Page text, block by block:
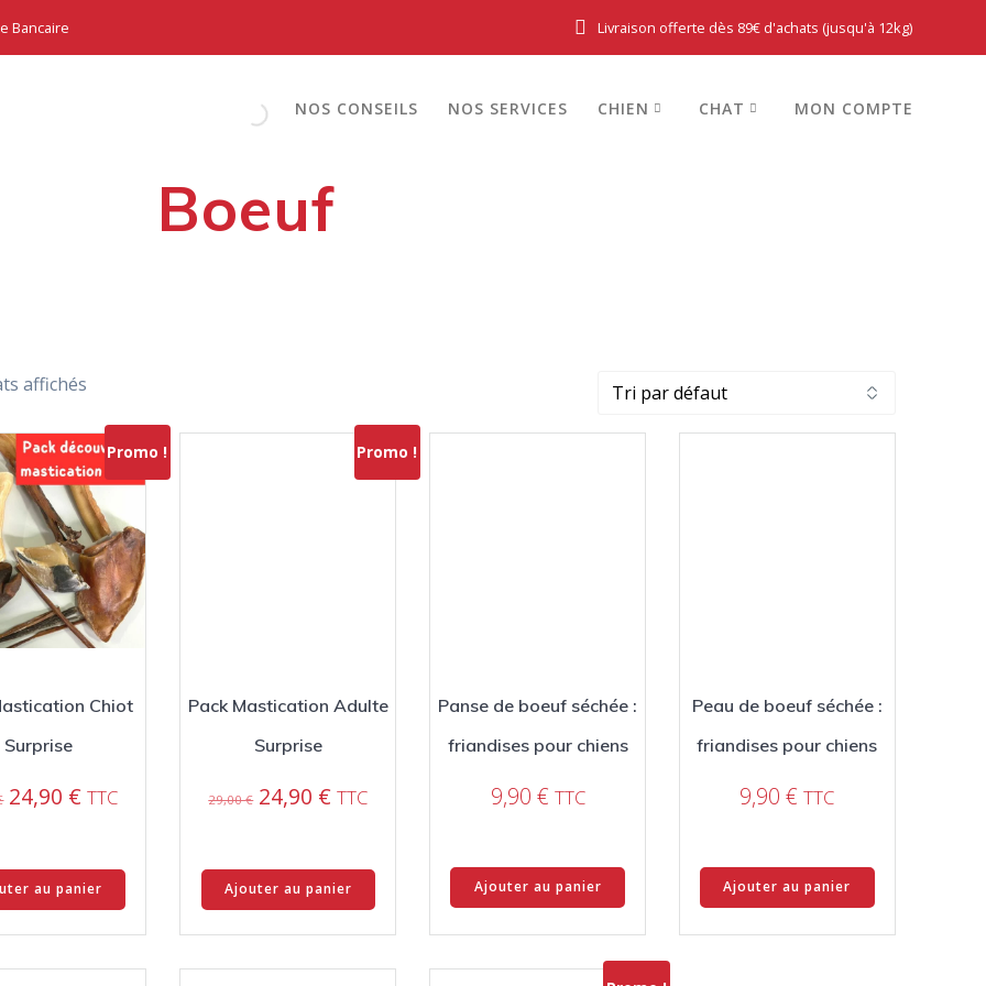
Bancaire Livraison offerte dès 89€ d'achats (jusqu'à 12kg)
NOS CONSEILS NOS SERVICES CHIEN CHAT MON COMPTE
Boeuf
affichés
Promo !
Chiot
Surprise
Le
était :
32,00 €.
24,90 € Le
est :
24,90 €.
TTC
au panier
Promo !
Pack Mastication Adulte
Surprise
29,00€ Le
était :
29,00 €.
24,90 € Le
est :
24,90 €.
TTC
Ajouter au panier
Panse de boeuf séchée :
friandises pour chiens
9,90 € TTC
Ajouter au panier
Peau de boeuf séchée :
friandises pour chiens
9,90€ TTC
Ajouter au panier